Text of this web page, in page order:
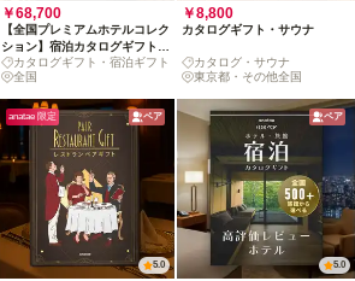
￥68,700
【全国プレミアムホテルコレク
ション】宿泊カタログギフト:
掲載数170+施設〜
カタログギフト・宿泊ギフト
全国
￥8,800
カタログギフト・サウナ
カタログ・サウナ
東京都・その他全国
anatae 限定 ペア
5.0
ペア
5.0